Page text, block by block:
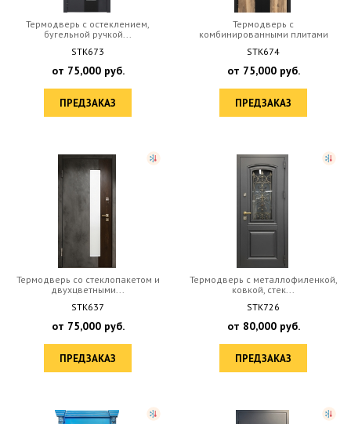
Термодверь с остеклением,
бугельной ручкой...
STK673
от 75,000руб.
ПРЕДЗАКАЗ
Термодверь с
комбинированными плитами
STK674
от 75,000руб.
ПРЕДЗАКАЗ
Термодверь со стеклопакетом и
двухцветными...
STK637
от 75,000руб.
ПРЕДЗАКАЗ
Термодверь с металлофиленкой,
ковкой, стек...
STK726
от 80,000руб.
ПРЕДЗАКАЗ